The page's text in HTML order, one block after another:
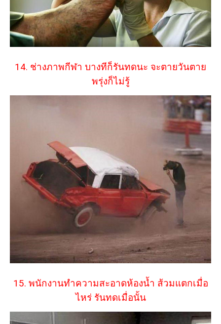
14. ช่างภาพกีฬา บางทีก็รันทดนะ จะตายวันตาย
พรุ่งก็ไม่รู้
15. พนักงานทำความสะอาดห้องน้ำ ส้วมแตกเมื่อ
ไหร่ รันทดเมื่อนั้น